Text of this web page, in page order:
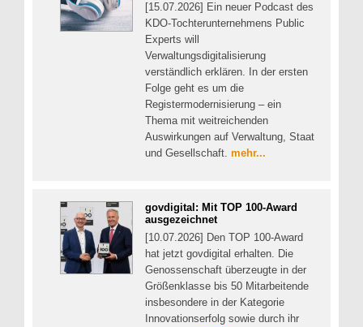
[15.07.2026] Ein neuer Podcast des
KDO-Tochterunternehmens Public
Experts will
Verwaltungsdigitalisierung
verständlich erklären. In der ersten
Folge geht es um die
Registermodernisierung – ein
Thema mit weitreichenden
Auswirkungen auf Verwaltung, Staat
und Gesellschaft. mehr...
govdigital: Mit TOP 100-Award
ausgezeichnet
[10.07.2026] Den TOP 100-Award
hat jetzt govdigital erhalten. Die
Genossenschaft überzeugte in der
Größenklasse bis 50 Mitarbeitende
insbesondere in der Kategorie
Innovationserfolg sowie durch ihr